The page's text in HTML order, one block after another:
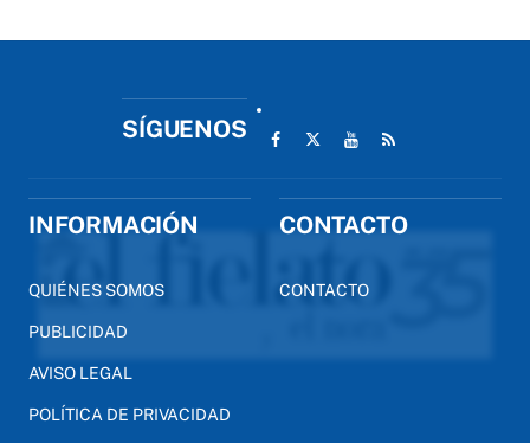
SÍGUENOS
INFORMACIÓN
QUIÉNES SOMOS
PUBLICIDAD
AVISO LEGAL
POLÍTICA DE PRIVACIDAD
CONTACTO
CONTACTO